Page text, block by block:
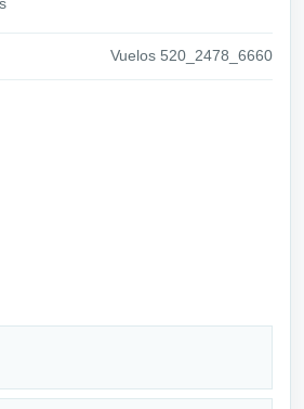
Vuelos 520_2478_6660